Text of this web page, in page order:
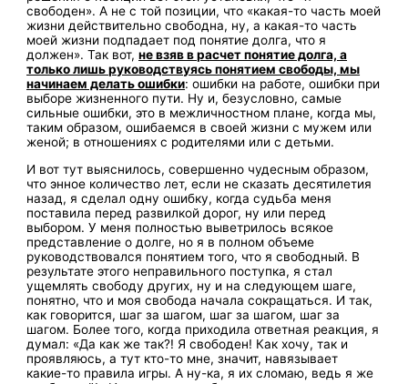
свободен». А не с той позиции, что «какая-то часть моей
жизни действительно свободна, ну, а какая-то часть
моей жизни подпадает под понятие долга, что я
должен». Так вот,не взяв в расчет понятие долга, а
только лишь руководствуясь понятием свободы, мы
начинаем делать ошибки: ошибки на работе, ошибки при
выборе жизненного пути. Ну и, безусловно, самые
сильные ошибки, это в межличностном плане, когда мы,
таким образом, ошибаемся в своей жизни с мужем или
женой; в отношениях с родителями или с детьми.
И вот тут выяснилось, совершенно чудесным образом,
что энное количество лет, если не сказать десятилетия
назад, я сделал одну ошибку, когда судьба меня
поставила перед развилкой дорог, ну или перед
выбором. У меня полностью выветрилось всякое
представление о долге, но я в полном объеме
руководствовался понятием того, что я свободный. В
результате этого неправильного поступка, я стал
ущемлять свободу других, ну и на следующем шаге,
понятно, что и моя свобода начала сокращаться. И так,
как говорится, шаг за шагом, шаг за шагом, шаг за
шагом. Более того, когда приходила ответная реакция, я
думал: «Да как же так?! Я свободен! Как хочу, так и
проявляюсь, а тут кто-то мне, значит, навязывает
какие-то правила игры. А ну-ка, я их сломаю, ведь я же